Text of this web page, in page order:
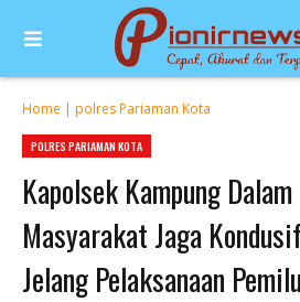
Home | polres Pariaman Kota
POLRES PARIAMAN KOTA
Kapolsek Kampung
Masyarakat Jaga
Jelang Pelaksanaan